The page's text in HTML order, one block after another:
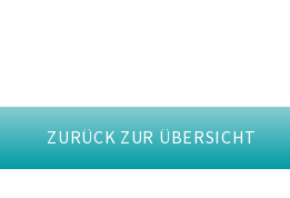
ZURÜCK ZUR ÜBERSICHT